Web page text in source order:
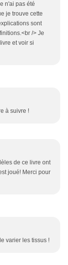
n'ai pas été
je trouve cette
sont
/> Je
et voir si
à suivre !
de ce livre ont
joué! Merci pour
varier les tissus !